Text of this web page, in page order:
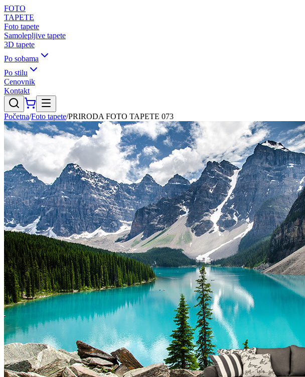
FOTO
TAPETE
Foto tapete
Samolepljive tapete
3D tapete
Po sobama
Po stilu
Cenovnik
Kontakt
Početna/Foto tapete/PRIRODA FOTO TAPETE 073